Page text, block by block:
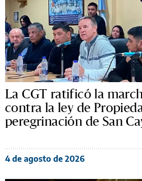
La CGT ratificó la
contra la ley de
peregrinación de San
4 de agosto de 2026